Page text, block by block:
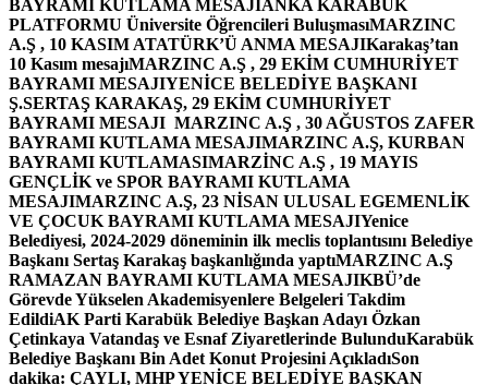
BAYRAMI KUTLAMA MESAJIANKA KARABÜK
PLATFORMU Üniversite Öğrencileri BuluşmasıMARZINC
A.Ş , 10 KASIM ATATÜRK’Ü ANMA MESAJIKarakaş’tan
10 Kasım mesajıMARZINC A.Ş , 29 EKİM CUMHURİYET
BAYRAMI MESAJIYENİCE BELEDİYE BAŞKANI
Ş.SERTAŞ KARAKAŞ, 29 EKİM CUMHURİYET
BAYRAMI MESAJI MARZINC A.Ş , 30 AĞUSTOS ZAFER
BAYRAMI KUTLAMA MESAJIMARZINC A.Ş, KURBAN
BAYRAMI KUTLAMASIMARZİNC A.Ş , 19 MAYIS
GENÇLİK ve SPOR BAYRAMI KUTLAMA
MESAJIMARZINC A.Ş, 23 NİSAN ULUSAL EGEMENLİK
VE ÇOCUK BAYRAMI KUTLAMA MESAJIYenice
Belediyesi, 2024-2029 döneminin ilk meclis toplantısını Belediye
Başkanı Sertaş Karakaş başkanlığında yaptıMARZINC A.Ş
RAMAZAN BAYRAMI KUTLAMA MESAJIKBÜ’de
Görevde Yükselen Akademisyenlere Belgeleri Takdim
EdildiAK Parti Karabük Belediye Başkan Adayı Özkan
Çetinkaya Vatandaş ve Esnaf Ziyaretlerinde BulunduKarabük
Belediye Başkanı Bin Adet Konut Projesini AçıkladıSon
dakika: ÇAYLI, MHP YENİCE BELEDİYE BAŞKAN